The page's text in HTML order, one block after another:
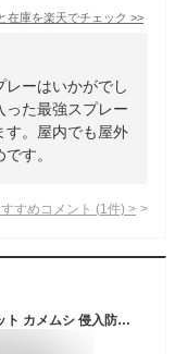
在庫を楽天でチェック >>
レーはいかがでし
った最強スプレー
す。屋内でも屋外
す。
すめコメント (1 件) >
吊るすだけ カメムシ対策 カメムシ御免! 5袋セット カメムシ 侵入防止 ベランダ 玄関 洗濯物 窓 カメムシ対策 カメムシよけ カメムシ除け 吊るす 置く 殺虫成分不使用 日本製